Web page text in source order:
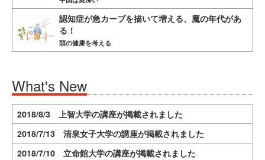
認知症が急カーブを描いて増える、魔の年代があ
る！
頭の健康を考える
What's New
2018/8/3 上智大学の講座が掲載されました
2018/7/13 清泉女子大学の講座が掲載されました
2018/7/10 立命館大学の講座が掲載されました